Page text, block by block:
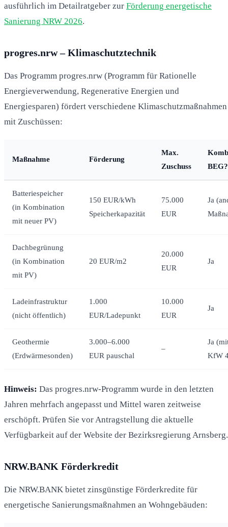
ausführlich im Detailratgeber zur Förderung energetische
Sanierung NRW 2026.
progres.nrw – Klimaschutztechnik
Das Programm progres.nrw (Programm für Rationelle
Energieverwendung, Regenerative Energien und
Energiesparen) fördert verschiedene Klimaschutzmaßnahmen
mit Zuschüssen:
Maßnahme Förderung
Max.
Zuschuss
BEG?
Batteriespeicher
(in Kombination
mit neuer PV)
150 EUR/kWh
Speicherkapazität
75.000
EUR
Ja
Dachbegrünung
(in Kombination
mit PV)
20 EUR/m2
20.000
EUR
Ja
Ladeinfrastruktur
(nicht öffentlich)
1.000
EUR/Ladepunkt
10.000
EUR
Ja
Geothermie
(Erdwärmesonden)
3.000–6.000
EUR pauschal
–
Ja
KfW
Hinweis: Das progres.nrw-Programm wurde in den letzten
Jahren mehrfach angepasst und Mittel waren zeitweise
erschöpft. Prüfen Sie vor Antragstellung die aktuelle
Verfügbarkeit auf der Website der Bezirksregierung Arnsberg.
NRW.BANK Förderkredit
Die NRW.BANK bietet zinsgünstige Förderkredite für
energetische Sanierungsmaßnahmen an Wohngebäuden: